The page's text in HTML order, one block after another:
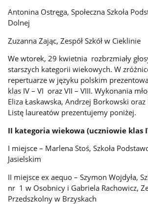
Antonina Ostręga, Społeczna Szkoła
Dolnej
Zuzanna Zając, Zespół Szkół w Cieklinie
We wtorek, 29 kwietnia rozbrzmiały
starszych kategorii wiekowych. W
repertuarze w języku polskim
klas IV – VI oraz VII – VIII. Wykonania
Eliza Łaskawska, Andrzej Borkowski oraz
Listę laureatów prezentujemy poniżej.
II kategoria wiekowa (uczniowie klas
I miejsce – Marlena Stoś, Szkoła
Jasielskim
II miejsce ex aequo – Szymon Wojdyła,
nr 1 w Osobnicy i Gabriela Rachowicz,
Przedszkolny w Brzyskach